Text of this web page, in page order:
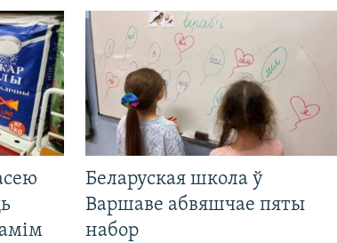
Беларуская школа ў
Варшаве абвяшчае пяты
набор